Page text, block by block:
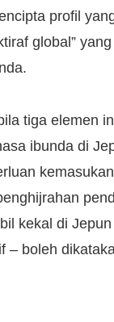
profil
global”
tiga elemen
ibunda di
kekal di
– boleh